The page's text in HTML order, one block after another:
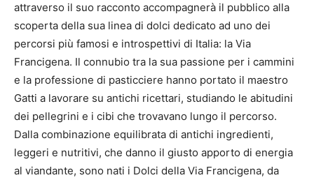
attraverso il suo racconto accompagnerà il pubblico alla
scoperta della sua linea di dolci dedicato ad uno dei
percorsi più famosi e introspettivi di Italia: la Via
Francigena. Il connubio tra la sua passione per i cammini
e la professione di pasticciere hanno portato il maestro
Gatti a lavorare su antichi ricettari, studiando le abitudini
dei pellegrini e i cibi che trovavano lungo il percorso.
Dalla combinazione equilibrata di antichi ingredienti,
leggeri e nutritivi, che danno il giusto apporto di energia
al viandante, sono nati i Dolci della Via Francigena, da